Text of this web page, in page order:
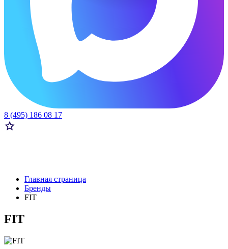
8 (495) 186 08 17
Главная страница
Бренды
FIT
FIT